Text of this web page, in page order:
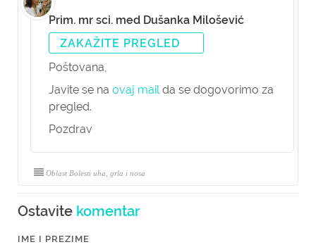
Prim. mr sci. med Dušanka Milošević
ZAKAŽITE PREGLED
Poštovana,
Javite se na ovaj mailda se dogovorimo za
pregled.
Pozdrav
Oblast Bolesti uha, grla i nosa
Ostavite komentar
IME I PREZIME